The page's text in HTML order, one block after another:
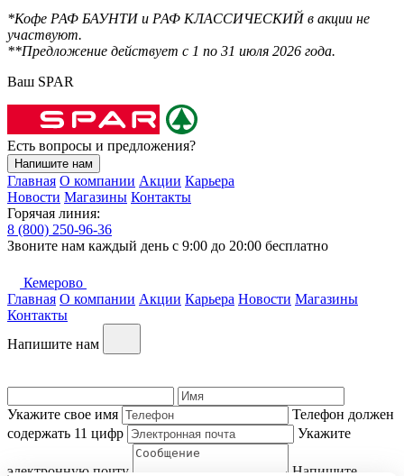
*Кофе РАФ БАУНТИ и РАФ КЛАССИЧЕСКИЙ в акции не
участвуют.
**Предложение действует с 1 по 31 июля 2026 года.
Ваш SPAR
Есть вопросы и предложения?
Напишите нам
Главная О компании Акции Карьера
Новости Магазины Контакты
Горячая линия:
8 (800) 250-96-36
Звоните нам каждый день c 9:00 до 20:00 бесплатно
Кемерово
Главная О компании Акции Карьера Новости Магазины
Контакты
Напишите нам
Укажите свое имя
Телефон должен
содержать 11 цифр
Укажите
электронную почту Напишите